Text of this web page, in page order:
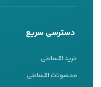
دسترسی سریع
خرید اقساطی
محصولات اقساطی